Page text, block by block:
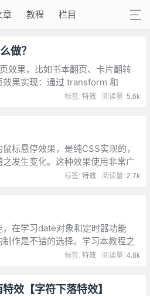
章 教程 栏目
做？
效果，比如书本翻页、卡片翻转
果实现：通过 transform 和
这些效果可以用于网页中的交互设
阅读量:5.6k
标签:特效
标悬停效果，是纯CSS实现的，
发生变化。这种效果使用非常广
阅读量: 2.7k
标签:特效
在学习date对象和定时器功能
作是不错的选择。学习本教程之
技能，同时需要有简单的阅读量:4.8k
标签:特效
效【字符下落特效】